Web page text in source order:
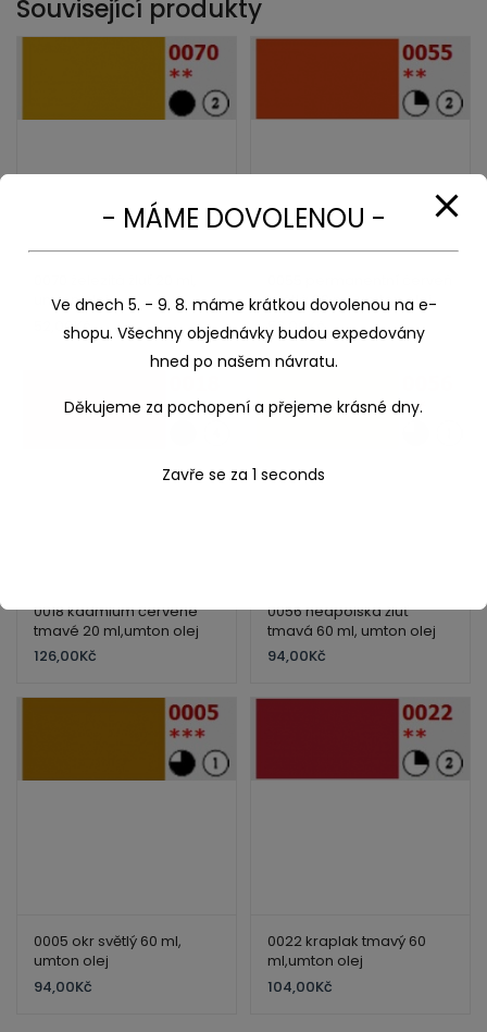
Související produkty
umton olej
52,00Kč
světlá 20 ml, umton olej
52,00Kč
0018 kadmium červené
tmavé 20 ml,umton olej
126,00Kč
0056 neapolská žluť
tmavá 60 ml, umton olej
94,00Kč
0005 okr světlý 60 ml,
umton olej
94,00Kč
0022 kraplak tmavý 60
ml,umton olej
104,00Kč
- MÁME DOVOLENOU -
Ve dnech 5. - 9. 8. máme krátkou dovolenou na e-
shopu. Všechny objednávky budou expedovány
hned po našem návratu.
Děkujeme za pochopení a přejeme krásné dny.
Zavře se za 1 seconds